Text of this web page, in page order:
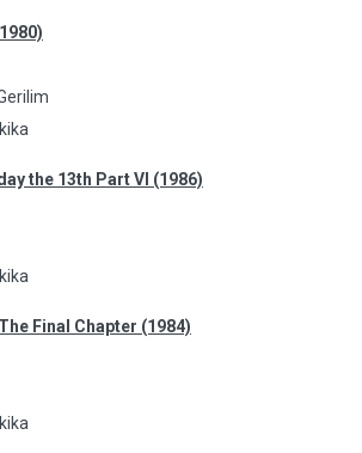
the 13th Part VI (1986)
Final Chapter (1984)